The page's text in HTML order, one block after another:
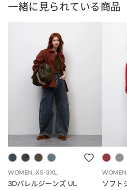
一緒に見られている商品
WOMEN, XS-3XL
3Dバレルジーンズ UL ソフト